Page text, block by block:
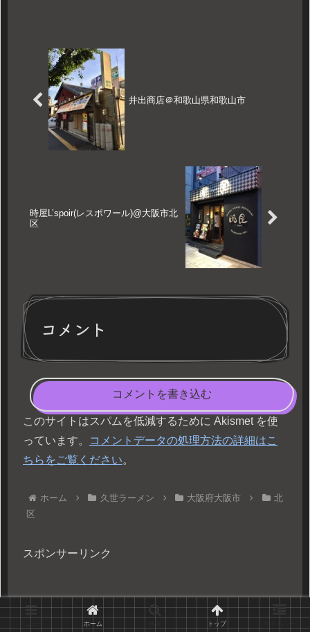
井出商店＠和歌山県和歌山市
時屋L’spoir(レスポワール)@大阪市北
区
コメント
コメントを書き込む
このサイトはスパムを低減するために Akismet を使
っています。
コメントデータの処理方法の詳細はこ
ちらをご覧ください。
ホーム 久世ラーメン 大阪府大阪市
北
区
スポンサーリンク
ホーム トップ